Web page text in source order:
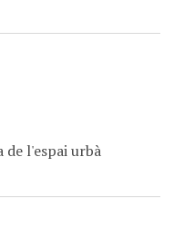
de l'espai urbà